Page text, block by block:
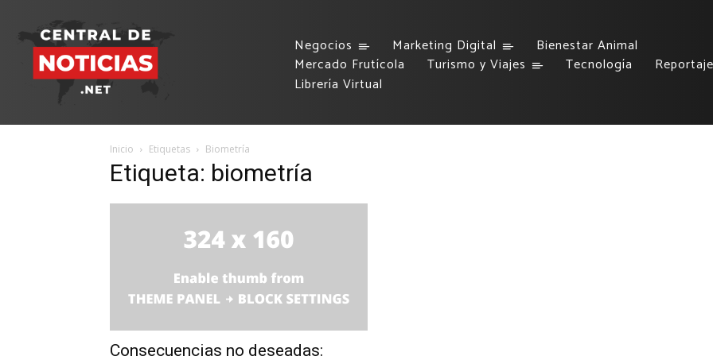
Negocios Marketing Digital
Bienestar Animal
Mercado Frutícola
Turismo y Viajes Tecnología
Librería Virtual
Inicio Etiquetas Biometría
Etiqueta: biometría
Consecuencias no deseadas: